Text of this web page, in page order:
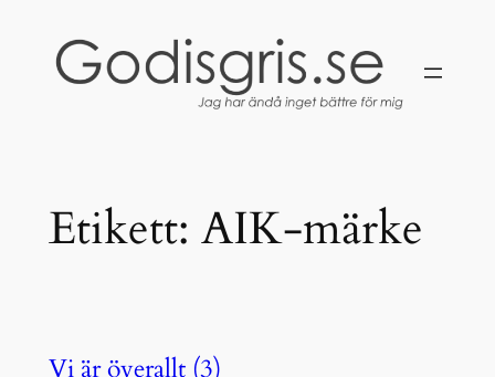
innehåll
Etikett: AIK-märke
Vi är överallt (3)